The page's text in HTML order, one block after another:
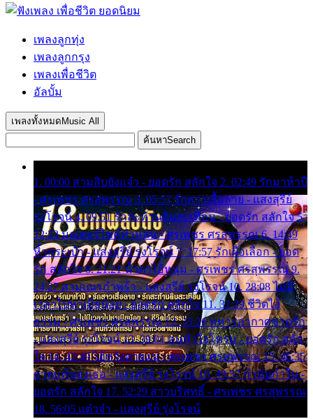
เพลงลูกทุ่ง
เพลงลูกกรุง
เพลงเพื่อชีวิต
อัลบั้ม
เพลงทั้งหมด Music All
ค้นหาSearch
1. 00:00 สามสิบยังแจ๋ว - ยอดรัก สลักใจ 2. 02:49 รักมาห้าปี
- ศรเพชร ศรสุพรรณ 3. 05:57 รักสาวเสื้อลาย - แสงสุรีย์
รุ่งโรจน์ 4. 09:51 รักสะท้านดินสะเทือน - ยอดรัก สลักใจ 5.
12:23 มอเตอร์ไซค์ทำหล่น - ศรเพชร ศรสุพรรณ 6. 14:49
หิ้วกระเป๋า - แสงสุรีย์ รุ่งโรจน์ 7. 17:57 รักเผื่อเลือก - ยอด
รัก สลักใจ 8. 21:21 น้ำตาไอ้หนุ่ม - ศรเพชร ศรสุพรรณ 9.
24:27 สามเณรกำพร้า - แสงสุรีย์ รุ่งโรจน์ 10. 28:08 ไม่มี
เวลาไปหาเมียน้อย - ยอดรัก สลักใจ 11. 31:29 ชีวิตไอ้
ธรรม - ศรเพชร ศรสุพรรณ 12. 35:26 ทหารอากาศขาดรัก
- แสงสุรีย์ รุ่งโรจน์ 13. 39:01 คนหัวใจโทรม - ยอดรัก สลัก
ใจ 14. 42:49 ไอ้หวังตายแน่ - ศรเพชร ศรสุพรรณ 15. 46:35
ธาตุแท้ของเธอ - แสงสุรีย์ รุ่งโรจน์ 16. 49:57 กำนันกำใน -
ยอดรัก สลักใจ 17. 52:29 สาวบริสุทธิ์ - ศรเพชร ศรสุพรรณ
18. 56:05 แต๋วจ๋า - แสงสุรีย์ รุ่งโรจน์